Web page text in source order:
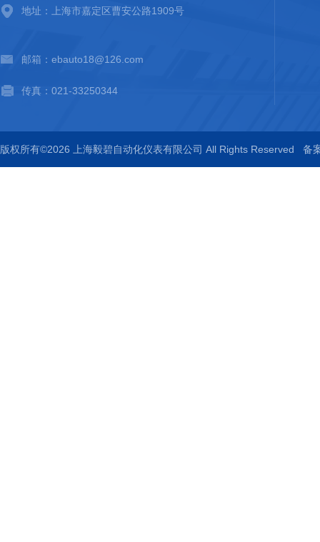
地址：上海市嘉定区曹安公路1909号
邮箱：ebauto18@126.com
传真：021-33250344
版权所有©2026 上海毅碧自动化仪表有限公司 All Rights Reserved 备